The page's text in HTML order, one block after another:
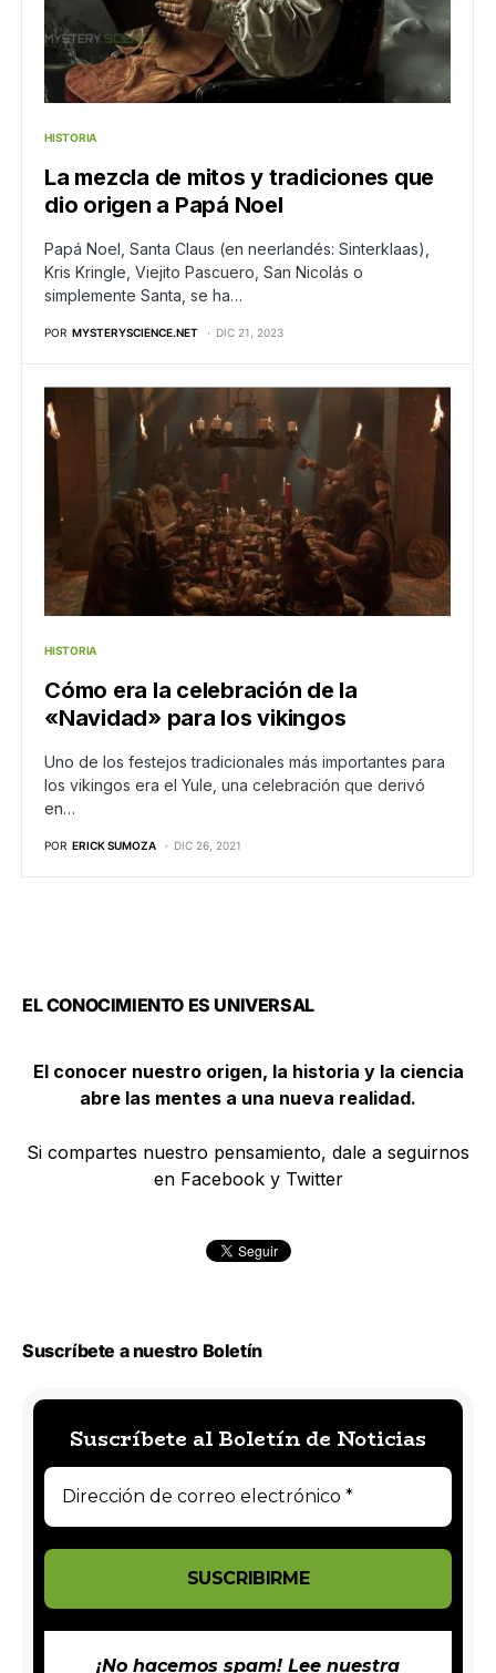
HISTORIA
La mezcla de mitos y tradiciones que
dio origen a Papá Noel
Papá Noel, Santa Claus (en neerlandés: Sinterklaas),
Kris Kringle, Viejito Pascuero,​ San Nicolás o
simplemente Santa, se ha…
POR MYSTERYSCIENCE.NET DIC 21, 2023
HISTORIA
Cómo era la celebración de la
«Navidad» para los vikingos
Uno de los festejos tradicionales más importantes para
los vikingos era el Yule, una celebración que derivó
en…
POR ERICK SUMOZA DIC 26, 2021
EL CONOCIMIENTO ES UNIVERSAL
El conocer nuestro origen, la historia y la ciencia
abre las mentes a una nueva realidad.
Si compartes nuestro pensamiento, dale a seguirnos
en Facebook y Twitter
Suscríbete a nuestro Boletín
Suscríbete al Boletín de Noticias
¡No hacemos spam! Lee nuestra